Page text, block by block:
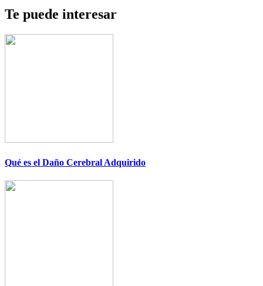
Te puede interesar
Qué es el Daño Cerebral Adquirido